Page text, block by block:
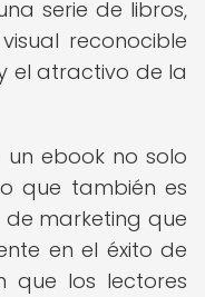
serie de libros,
reconocible
el atractivo de la
ebook no solo
que también es
marketing que
en el éxito de
que los lectores